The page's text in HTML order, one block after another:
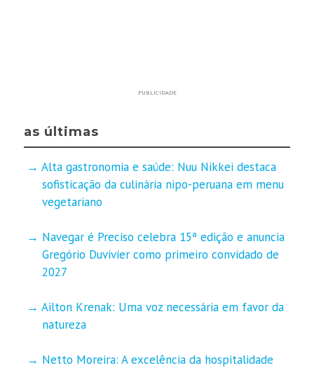
PUBLICIDADE
as últimas
Alta gastronomia e saúde: Nuu Nikkei destaca
sofisticação da culinária nipo-peruana em menu
vegetariano
Navegar é Preciso celebra 15ª edição e anuncia
Gregório Duvivier como primeiro convidado de
2027
Ailton Krenak: Uma voz necessária em favor da
natureza
Netto Moreira: A excelência da hospitalidade